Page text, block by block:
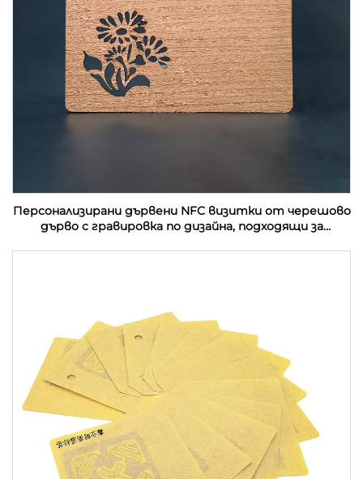
Персонализирани дървени NFC визитки от черешово
дърво с гравировка по дизайна, подходящи за